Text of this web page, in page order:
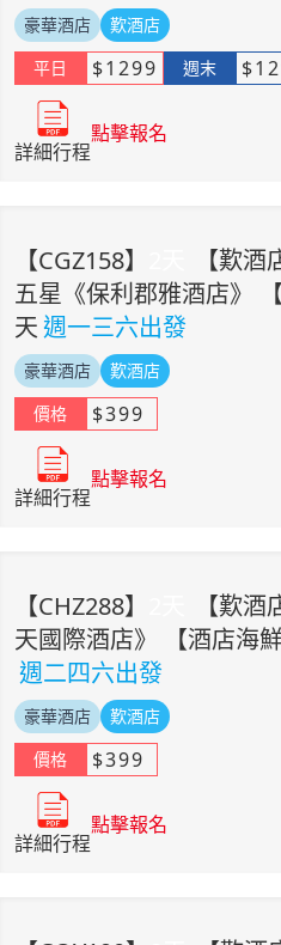
豪華酒店
歎酒店
平日
$1299 週末 $
詳細行程
點擊報名
【CGZ158】
【歎
五星《保利郡雅酒店》
天週一三六出發
豪華酒店
歎酒店
價格
$399
詳細行程
點擊報名
【CHZ288】
【歎
天國際酒店》 【酒店海
週二四六出發
豪華酒店
歎酒店
價格
$399
詳細行程
點擊報名